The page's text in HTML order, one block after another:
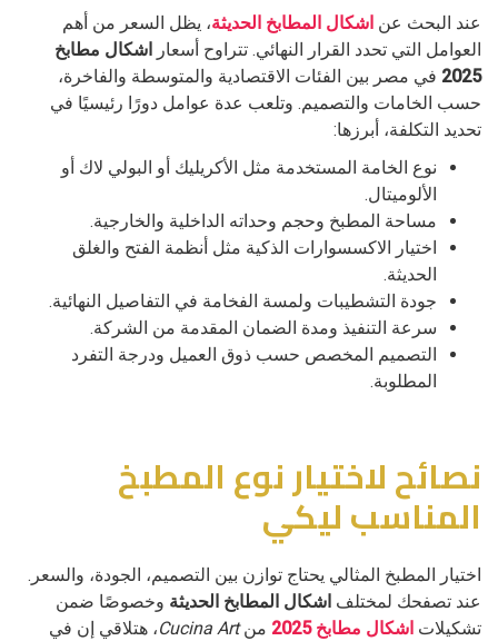
عند البحث عن اشكال المطابخ الحديثة، يظل السعر من أهم
العوامل التي تحدد القرار النهائي. تتراوح أسعار اشكال مطابخ
2025 في مصر بين الفئات الاقتصادية والمتوسطة والفاخرة،
حسب الخامات والتصميم. وتلعب عدة عوامل دورًا رئيسيًا في
تحديد التكلفة، أبرزها:
نوع الخامة المستخدمة مثل الأكريليك أو البولي لاك أو
الألوميتال.
مساحة المطبخ وحجم وحداته الداخلية والخارجية.
اختيار الاكسسوارات الذكية مثل أنظمة الفتح والغلق
الحديثة.
جودة التشطيبات ولمسة الفخامة في التفاصيل النهائية.
سرعة التنفيذ ومدة الضمان المقدمة من الشركة.
التصميم المخصص حسب ذوق العميل ودرجة التفرد
المطلوبة.
نصائح لاختيار نوع المطبخ
المناسب ليكي
اختيار المطبخ المثالي يحتاج توازن بين التصميم، الجودة، والسعر.
عند تصفحك لمختلف اشكال المطابخ الحديثة وخصوصًا ضمن
تشكيلات اشكال مطابخ 2025 منCucina Art، هتلاقي إن في